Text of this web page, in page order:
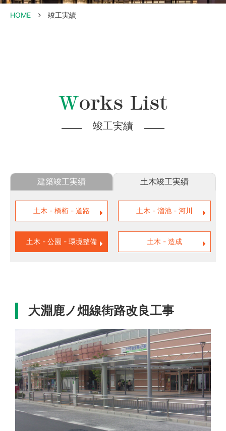
HOME 竣工実績
Works List
竣工実績
建築竣工実績 土木竣工実績
土木 - 橋桁 - 道路 土木 - 溜池 - 河川
土木 - 公園 - 環境整備 土木 - 造成
大淵鹿ノ畑線街路改良工事